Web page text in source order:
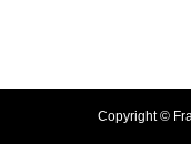
Copyright ©